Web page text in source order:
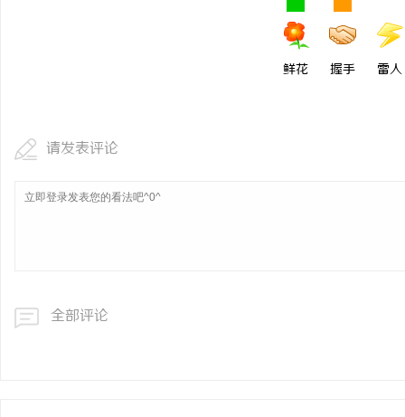
鲜花 握手 雷人
请发表评论
全部评论